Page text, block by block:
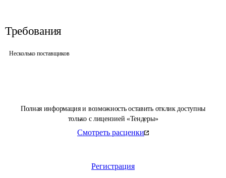
Полная информация и возможность оставить отклик доступны
только с лицензией «Тендеры»
Смотреть расценки
Регистрация
Требования
Несколько поставщиков